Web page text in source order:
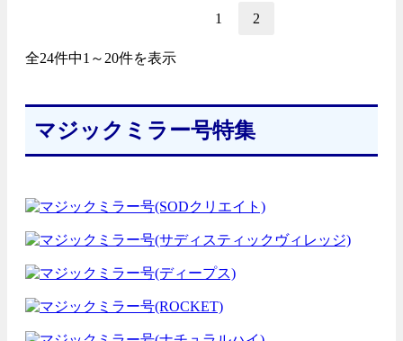
1 2
全24件中1～20件を表示
マジックミラー号特集